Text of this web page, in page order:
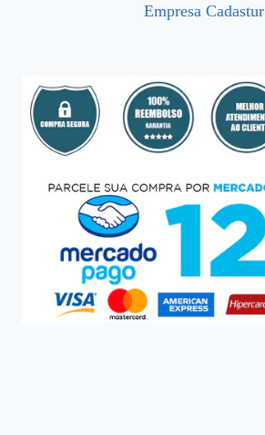
Empresa Cadastur